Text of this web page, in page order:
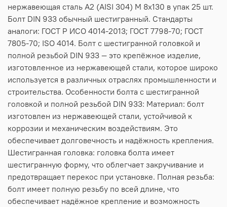
нержавеющая сталь А2 (AISI 304) M 8х130 в упак 25 шт.
Болт DIN 933 обычный шестигранный. Стандарты
аналоги: ГОСТ Р ИСО 4014-2013; ГОСТ 7798-70; ГОСТ
7805-70; ISO 4014. Болт с шестигранной головкой и
полной резьбой DIN 933 — это крепёжное изделие,
изготовленное из нержавеющей стали, которое широко
используется в различных отраслях промышленности и
строительства. Особенности болта с шестигранной
головкой и полной резьбой DIN 933: Материал: болт
изготовлен из нержавеющей стали, устойчивой к
коррозии и механическим воздействиям. Это
обеспечивает долговечность и надёжность крепления.
Шестигранная головка: головка болта имеет
шестигранную форму, что облегчает закручивание и
предотвращает перекос при установке. Полная резьба:
болт имеет полную резьбу по всей длине, что
обеспечивает надёжное крепление и возможность